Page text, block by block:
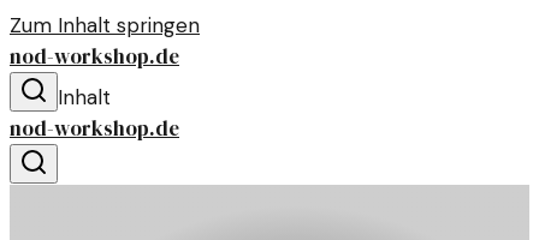
Zum Inhalt springen
nod-workshop.de
Inhalt
nod-workshop.de